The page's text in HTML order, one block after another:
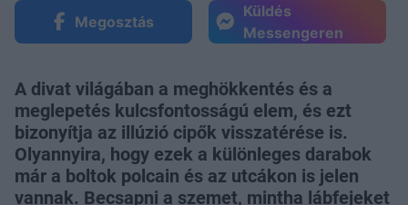
Megosztás
Küldés
Messengeren
A divat világában a meghökkentés és a
meglepetés kulcsfontosságú elem, és ezt
bizonyítja az illúzió cipők visszatérése is.
Olyannyira, hogy ezek a különleges darabok
már a boltok polcain és az utcákon is jelen
vannak. Becsapni a szemet, mintha lábfejeket